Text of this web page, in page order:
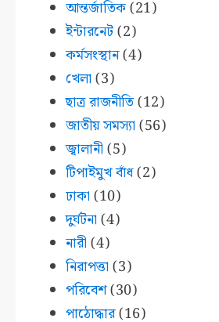
আন্তর্জাতিক(21)
ইন্টারনেট(2)
কর্মসংস্থান(4)
খেলা (3)
ছাত্র রাজনীতি(12)
জাতীয় সমস্যা (56)
জ্বালানী (5)
টিপাইমুখ বাঁধ(2)
ঢাকা (10)
দুর্ঘটনা (4)
নারী (4)
নিরাপত্তা (3)
পরিবেশ(30)
পাঠোদ্ধার(16)